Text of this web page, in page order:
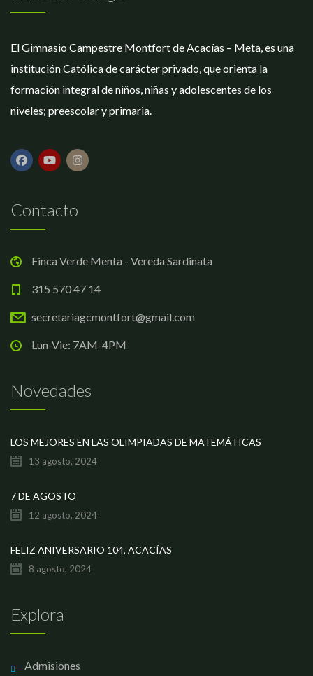
El Gimnasio Campestre Montfort de Acacías – Meta, es una
institución Católica de carácter privado, que orienta la
formación integral de niños, niñas y adolescentes de los
niveles; preescolar y primaria.
Contacto
Finca Verde Menta - Vereda Sardinata
315 570 47 14
secretariagcmontfort@gmail.com
Lun-Vie: 7AM-4PM
Novedades
LOS MEJORES EN LAS OLIMPIADAS DE MATEMÁTICAS
13 agosto, 2024
7 DE AGOSTO
12 agosto, 2024
FELIZ ANIVERSARIO 104, ACACÍAS
8 agosto, 2024
Explora
Admisiones